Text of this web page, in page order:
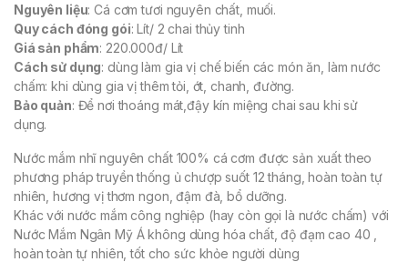
Nguyên liệu: Cá cơm tươi nguyên chất, muối.
Quy cách đóng gói: Lít/ 2 chai thủy tinh
Giá sản phẩm: 220.000đ/ Lít
Cách sử dụng: dùng làm gia vị chế biến các món ăn, làm nước
chấm: khi dùng gia vị thêm tỏi, ớt, chanh, đường.
Bảo quản: Để nơi thoáng mát,đậy kín miệng chai sau khi sử
dụng.
Nước mắm nhĩ nguyên chất 100% cá cơm được sản xuất theo
phương pháp truyền thống ủ chượp suốt 12 tháng, hoàn toàn tự
nhiên, hương vị thơm ngon, đậm đà, bổ dưỡng.
Khác với nước mắm công nghiệp (hay còn gọi là nước chấm) với
Nước Mắm Ngân Mỹ Á không dùng hóa chất, độ đạm cao 40 ,
hoàn toàn tự nhiên, tốt cho sức khỏe người dùng